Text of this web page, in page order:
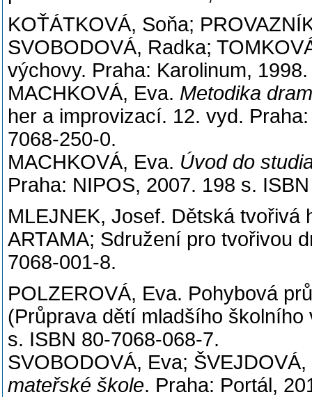
KOŤÁTKOVÁ, Soňa;
SVOBODOVÁ, Radka;
výchovy. Praha: Karolinum,
MACHKOVÁ, Eva. Metodika
her a improvizací. 12. vyd.
7068-250-0.
MACHKOVÁ, Eva. Úvod do
Praha: NIPOS, 2007. 198 s.
MLEJNEK, Josef. Dětská tvořivá
ARTAMA; Sdružení pro tvořivou
7068-001-8.
POLZEROVÁ, Eva. Pohybová
(Průprava dětí mladšího školního
s. ISBN 80-7068-068-7.
SVOBODOVÁ, Eva;
mateřské škole. Praha: Portál,